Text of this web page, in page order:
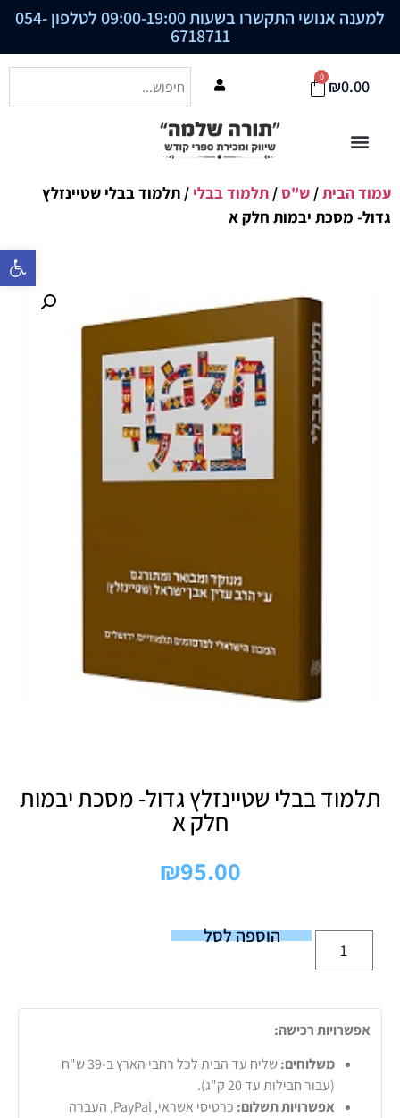
פתח סרגל
למענה אנושי התקשרו בשעות 09:00-19:00 לטלפון 054-
6718711
₪0.00
0
עמוד הבית/ ש"ס/ תלמוד בבלי / תלמוד בבלי שטיינזלץ
גדול- מסכת יבמות חלק א
תלמוד בבלי שטיינזלץ גדול- מסכת יבמות
חלק א
₪95.00
הוספה לסל
אפשרויות רכישה:
משלוחים:
שליח עד הבית לכל רחבי הארץ ב-39 ש"ח
(עבור חבילות עד 20 ק"ג).
אפשרויות תשלום:
כרטיסי אשראי, PayPal, העברה